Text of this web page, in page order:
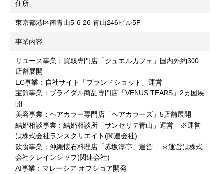
住所
東京都港区南青山5-6-26 青山246ビル5F
事業内容
リユース事業：買取専門店「ジュエルカフェ」国内外約300
店舗展開
EC事業：自社サイト「ブランドショット」運営
宝飾事業：ブライダル商品専門店「VENUS TEARS」2ヵ国展
開
美容事業：ヘアカラー専門店「ヘアカラーズ」5店舗展開
結婚相談事業：結婚相談所「サンセリテ青山」運営 ※運営
は株式会社ランスクリエイト(関連会社)
飲食事業：沖縄懐石料理店「赤坂潭亭」運営 ※運営は株式
会社クレインシップ(関連会社)
AI事業：マレーシア オフショア開発